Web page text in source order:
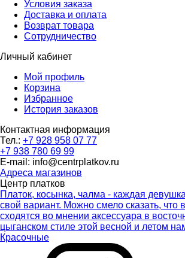
Условия заказа
Доставка и оплата
Возврат товара
Сотрудничество
Личный кабинет
Мой профиль
Корзина
Избранное
История заказов
Контактная информация
Тел.: +7 928 958 07 77
+7 938 780 69 99
E-mail: info@centrplatkov.ru
Адреса магазинов
Центр платков
Платок, косынка, чалма - каждая
свой вариант. Можно смело сказать, что
сходятся во мнении аксессуара в
цыганском стиле этой весной и летом
Красочные